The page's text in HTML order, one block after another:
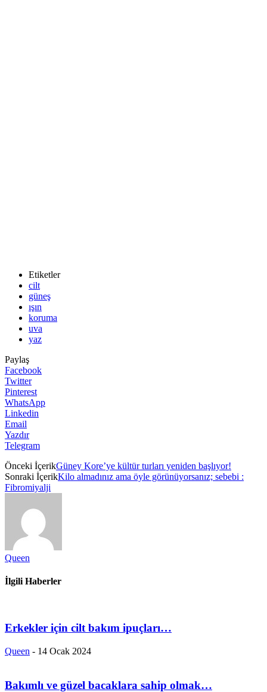
Etiketler
cilt
güneş
ışın
koruma
uva
yaz
Paylaş
Facebook
Twitter
Pinterest
WhatsApp
Linkedin
Email
Yazdır
Telegram
Önceki İçerikGüney Kore’ye kültür turları yeniden başlıyor!
Sonraki İçerikKilo almadınız ama öyle görünüyorsanız; sebebi :
Fibromiyalji
Queen
İlgili Haberler
Erkekler için cilt bakım ipuçları…
Queen - 14 Ocak 2024
Bakımlı ve güzel bacaklara sahip olmak…